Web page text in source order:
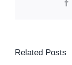
Related Posts